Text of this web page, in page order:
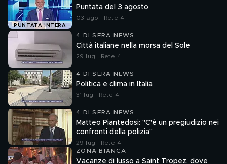
PUNTATA INTERA
Puntata del 3 agosto
03 ago | Rete 4
4 DI SERA NEWS
Città italiane nella morsa del Sole
29 lug | Rete 4
4 DI SERA NEWS
Politica e clima in Italia
31 lug | Rete 4
4 DI SERA NEWS
Matteo Piantedosi: "C'è un pregiudizio nei
confronti della polizia"
29 lug | Rete 4
ZONA BIANCA
Vacanze di lusso a Saint Tropez, dove